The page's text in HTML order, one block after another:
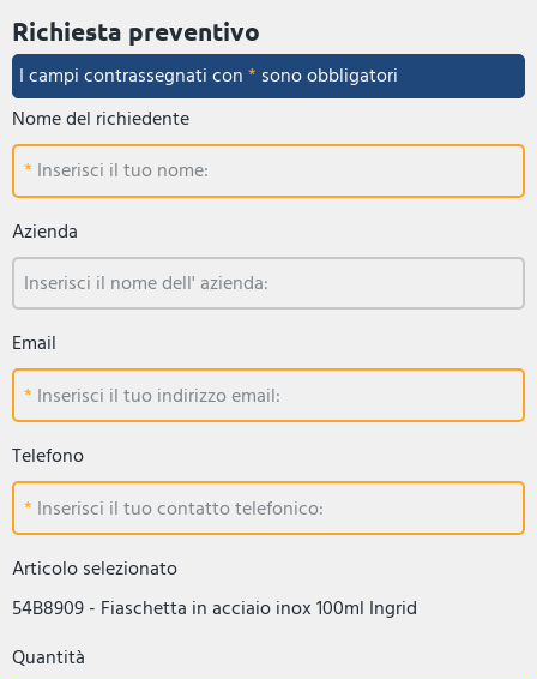
Richiesta preventivo
I campi contrassegnati con* sono obbligatori
Nome del richiedente
Inserisci il tuo nome:
Azienda
Inserisci il nome dell' azienda:
Email
Inserisci il tuo indirizzo email:
Telefono
Inserisci il tuo contatto telefonico:
Articolo selezionato
54B8909 - Fiaschetta in acciaio inox 100ml Ingrid
Quantità